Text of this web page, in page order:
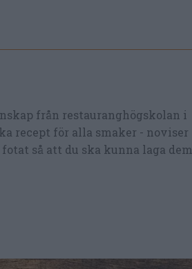
från restauranghögskolan i
recept för alla smaker - noviser
så att du ska kunna laga dem